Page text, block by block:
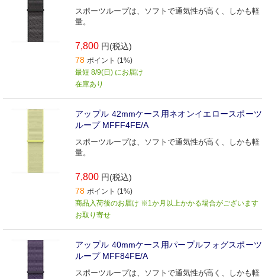
スポーツループは、ソフトで通気性が高く、しかも軽
量。
7,800 円(税込)
78 ポイント (1%)
最短 8/9(日) にお届け
在庫あり
アップル 42mmケース用ネオンイエロースポーツ
ループ MFFF4FE/A
スポーツループは、ソフトで通気性が高く、しかも軽
量。
7,800 円(税込)
78 ポイント (1%)
商品入荷後のお届け ※1か月以上かかる場合がございます
お取り寄せ
アップル 40mmケース用パープルフォグスポーツ
ループ MFF84FE/A
スポーツループは、ソフトで通気性が高く、しかも軽